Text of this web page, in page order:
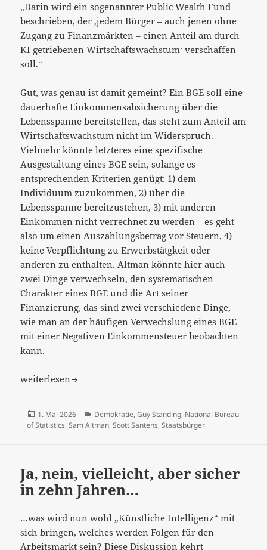
„Darin wird ein sogenannter Public Wealth Fund
beschrieben, der ‚jedem Bürger – auch jenen ohne
Zugang zu Finanzmärkten – einen Anteil am durch
KI getriebenen Wirtschaftswachstum‘ verschaffen
soll.“
Gut, was genau ist damit gemeint? Ein BGE soll eine
dauerhafte Einkommensabsicherung über die
Lebensspanne bereitstellen, das steht zum Anteil am
Wirtschaftswachstum nicht im Widerspruch.
Vielmehr könnte letzteres eine spezifische
Ausgestaltung eines BGE sein, solange es
entsprechenden Kriterien genügt: 1) dem
Individuum zuzukommen, 2) über die
Lebensspanne bereitzustehen, 3) mit anderen
Einkommen nicht verrechnet zu werden – es geht
also um einen Auszahlungsbetrag vor Steuern, 4)
keine Verpflichtung zu Erwerbstätgkeit oder
anderen zu enthalten. Altman könnte hier auch
zwei Dinge verwechseln, den systematischen
Charakter eines BGE und die Art seiner
Finanzierung, das sind zwei verschiedene Dinge,
wie man an der häufigen Verwechslung eines BGE
mit einerNegativen Einkommensteuer beobachten
kann.
„Did Sam Altman’s Basic Income Experiment Succeed or
weiterlesen
Veröffentlicht
am
1. Mai 2026 Kategorien
Demokratie, Guy Standing, National Bureau
of Statistics, Sam Altman, Scott Santens, Staatsbürger
Ja, nein, vielleicht, aber sicher
in zehn Jahren…
…was wird nun wohl „Künstliche Intelligenz“ mit
sich bringen, welches werden Folgen für den
Arbeitsmarkt sein? Diese Diskussion kehrt